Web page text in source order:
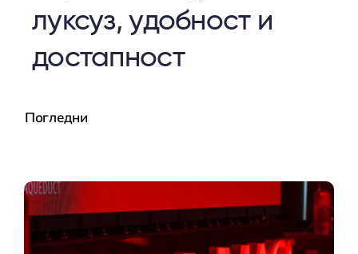
луксуз, удобност и
достапност
Погледни